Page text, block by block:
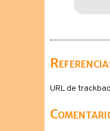
URL de